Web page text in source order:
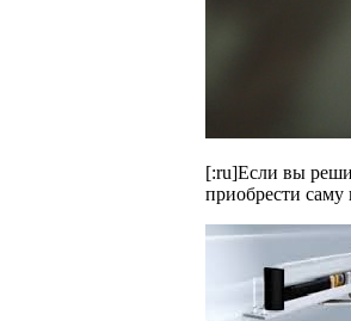
[:ru]Если вы
приобрести